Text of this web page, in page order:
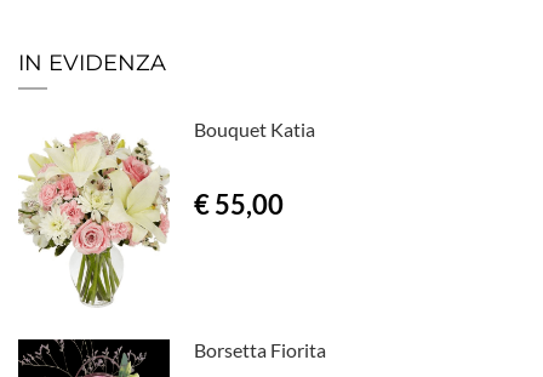
IN EVIDENZA
Bouquet Katia
€ 55,00
Borsetta Fiorita